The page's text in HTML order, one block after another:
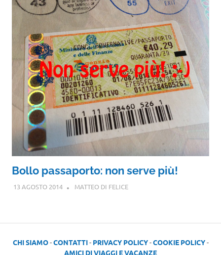
Bollo passaporto: non serve più!
13 AGOSTO 2014 MATTEO DI FELICE
CHI SIAMO-CONTATTI- PRIVACY POLICY-COOKIE POLICY-
AMICI DI VIAGGI E VACANZE